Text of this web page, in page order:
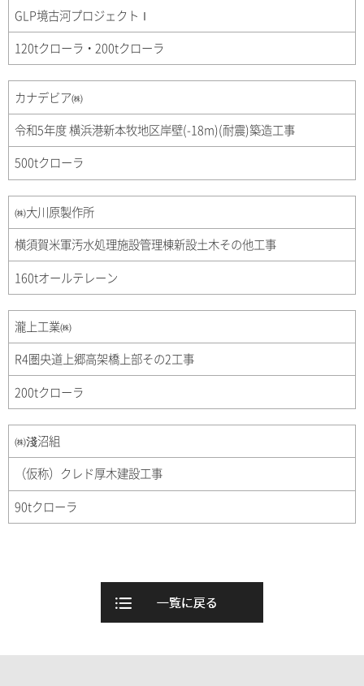
GLP境古河プロジェクトⅠ
120tクローラ・200tクローラ
カナデビア㈱
令和5年度 横浜港新本牧地区岸壁(-18m)(耐震)築造工事
500tクローラ
㈱大川原製作所
横須賀米軍汚水処理施設管理棟新設土木その他工事
160tオールテレーン
瀧上工業㈱
R4圏央道上郷高架橋上部その2工事
200tクローラ
㈱淺沼組
（仮称）クレド厚木建設工事
90tクローラ